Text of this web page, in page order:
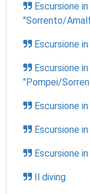
Escursione
"Sorrento/
Escursione
Escursione
"Pompei/
Escursione
Escursione
Escursione
Il diving